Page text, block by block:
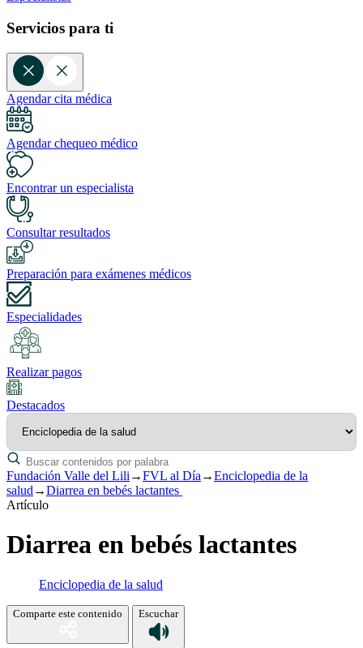
Servicios para ti
Agendar cita médica
Agendar chequeo médico
Encontrar un especialista
Consultar resultados
Preparación para exámenes médicos
Especialidades
Realizar pagos
Destacados
Fundación Valle del Lili →FVL al Día →Enciclopedia de la
salud →Diarrea en bebés lactantes
Artículo
Diarrea en bebés lactantes
Enciclopedia de la salud
Comparte este contenido Escuchar